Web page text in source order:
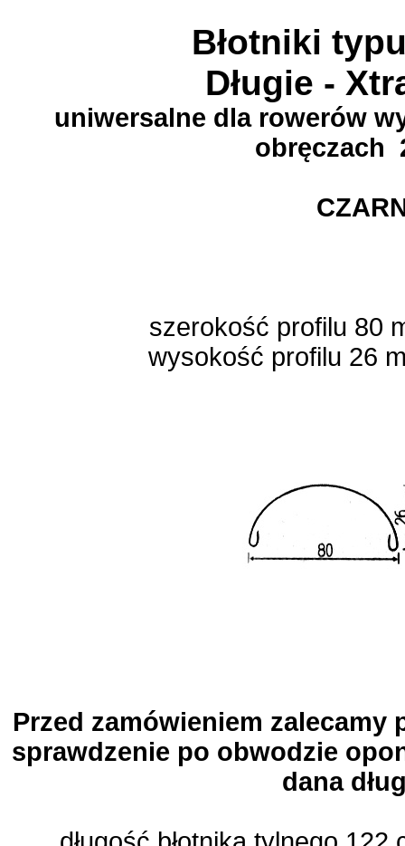
Błotniki
Długie -
uniwersalne dla rowerów
obręczach
szerokość profilu 80
wysokość profilu 26
Przed zamówieniem zalecamy
sprawdzenie po obwodzie
dana